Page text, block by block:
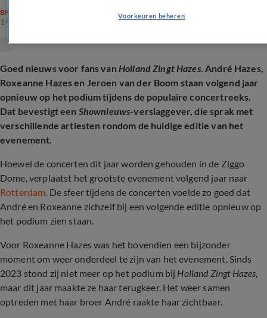
BN'ERS
14 mrt 2026, 08:43
Goed nieuws voor fans van Holland Zingt Hazes. André Hazes,
Roxeanne Hazes en Jeroen van der Boom staan volgend jaar
opnieuw op het podium tijdens de populaire concertreeks.
Dat bevestigt een Shownieuws-verslaggever, die sprak met
verschillende artiesten rondom de huidige editie van het
evenement.
Hoewel de concerten dit jaar worden gehouden in de Ziggo
Dome, verplaatst het grootste evenement volgend jaar naar
Rotterdam. De sfeer tijdens de concerten voelde zo goed dat
André en Roxeanne zichzelf bij een volgende editie opnieuw op
het podium zien staan.
Voor Roxeanne Hazes was het bovendien een bijzonder
moment om weer onderdeel te zijn van het evenement. Sinds
2023 stond zij niet meer op het podium bij Holland Zingt Hazes,
maar dit jaar maakte ze haar terugkeer. Het weer samen
optreden met haar broer André raakte haar zichtbaar.
Voorkeuren beheren